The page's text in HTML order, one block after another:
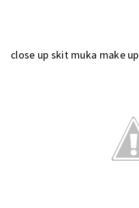
close up skit muka make up